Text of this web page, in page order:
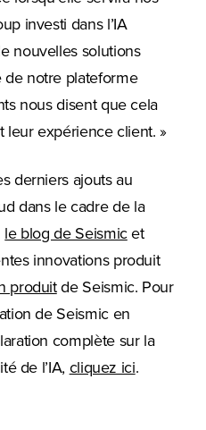
investi dans l’IA
nouvelles solutions
de notre plateforme
nous disent que cela
leur expérience client. »
derniers ajouts au
dans le cadre de la
le blog de Seismicet
innovations produit
produitde Seismic. Pour
de Seismic en
complète sur la
de l’IA, cliquez ici.